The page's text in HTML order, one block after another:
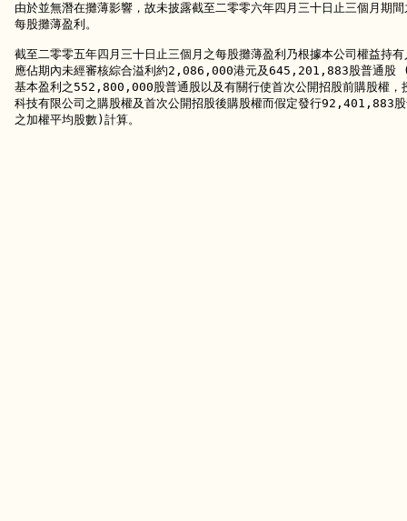
由於並無潛在攤薄影響，故未披露截至二零零六年四月三十日止三個月期間
每股攤薄盈利。
截至二零零五年四月三十日止三個月之每股攤薄盈利乃根據本公司權益持有
應佔期內未經審核綜合溢利約2,086,000港元及645,201,883股普通股
基本盈利之552,800,000股普通股以及有關行使首次公開招股前購股權，
科技有限公司之購股權及首次公開招股後購股權而假定發行92,401,883
之加權平均股數)計算。